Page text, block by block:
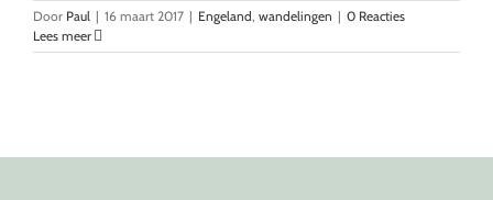
Door Paul | 16 maart 2017 | Engeland, wandelingen | 0 Reacties
Lees meer